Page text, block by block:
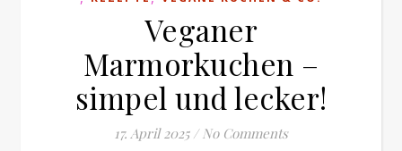
Veganer
Marmorkuchen –
simpel und lecker!
17. April 2025 / No Comments